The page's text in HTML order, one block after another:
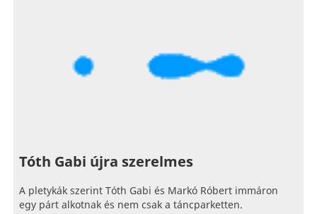
Tóth Gabi újra szerelmes
A pletykák szerint Tóth Gabi és Markó Róbert immáron
egy párt alkotnak és nem csak a táncparketten.